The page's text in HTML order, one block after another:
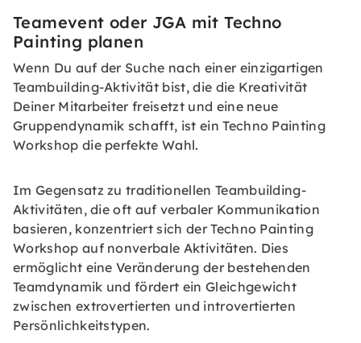
Teamevent oder JGA mit Techno
Painting planen
Wenn Du auf der Suche nach einer einzigartigen
Teambuilding-Aktivität bist, die die Kreativität
Deiner Mitarbeiter freisetzt und eine neue
Gruppendynamik schafft, ist ein Techno Painting
Workshop die perfekte Wahl.
Im Gegensatz zu traditionellen Teambuilding-
Aktivitäten, die oft auf verbaler Kommunikation
basieren, konzentriert sich der Techno Painting
Workshop auf nonverbale Aktivitäten. Dies
ermöglicht eine Veränderung der bestehenden
Teamdynamik und fördert ein Gleichgewicht
zwischen extrovertierten und introvertierten
Persönlichkeitstypen.